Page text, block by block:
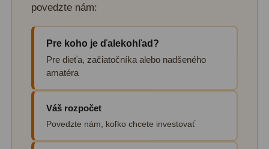
Diaľkomery a Nočné videnie17
Diaľkomery9
Monokulárne49
povedzte nám:
Pre koho je ďalekohľad?
Pre dieťa, začiatočníka alebo nadšeného
amatéra
Váš rozpočet
Povedzte nám, koľko chcete investovať